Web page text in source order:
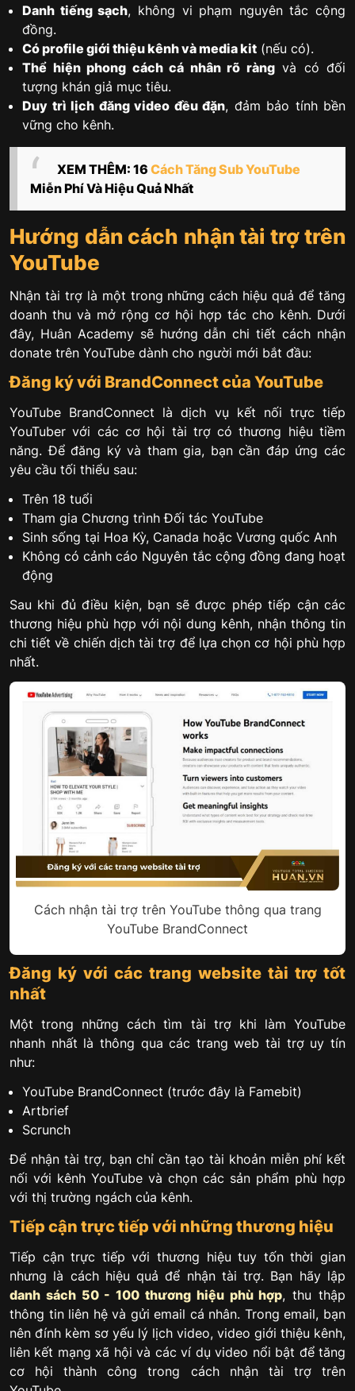
Danh tiếng sạch, không vi phạm nguyên tắc cộng
đồng.
Có profile giới thiệu kênh và media kit (nếu có).
Thể hiện phong cách cá nhân rõ ràngvà có đối
tượng khán giả mục tiêu.
Duy trì lịch đăng video đều đặn, đảm bảo tính bền
vững cho kênh.
XEM THÊM: 16 Cách Tăng Sub YouTube
Miễn Phí Và Hiệu Quả Nhất
Hướng dẫn cách nhận tài trợ trên
YouTube
Nhận tài trợ là một trong những cách hiệu quả để tăng
doanh thu và mở rộng cơ hội hợp tác cho kênh. Dưới
đây, Huân Academy sẽ hướng dẫn chi tiết cách nhận
donate trên YouTube dành cho người mới bắt đầu:
Đăng ký với BrandConnect của YouTube
YouTube BrandConnect là dịch vụ kết nối trực tiếp
YouTuber với các cơ hội tài trợ có thương hiệu tiềm
năng. Để đăng ký và tham gia, bạn cần đáp ứng các
yêu cầu tối thiểu sau:
Trên 18 tuổi
Tham gia Chương trình Đối tác YouTube
Sinh sống tại Hoa Kỳ, Canada hoặc Vương quốc Anh
Không có cảnh cáo Nguyên tắc cộng đồng đang hoạt
động
Sau khi đủ điều kiện, bạn sẽ được phép tiếp cận các
thương hiệu phù hợp với nội dung kênh, nhận thông tin
chi tiết về chiến dịch tài trợ để lựa chọn cơ hội phù hợp
nhất.
Cách nhận tài trợ trên YouTube thông qua trang
YouTube BrandConnect
Đăng ký với các trang website tài trợ tốt
nhất
Một trong những cách tìm tài trợ khi làm YouTube
nhanh nhất là thông qua các trang web tài trợ uy tín
như:
YouTube BrandConnect (trước đây là Famebit)
Artbrief
Scrunch
Để nhận tài trợ, bạn chỉ cần tạo tài khoản miễn phí kết
nối với kênh YouTube và chọn các sản phẩm phù hợp
với thị trường ngách của kênh.
Tiếp cận trực tiếp với những thương hiệu
Tiếp cận trực tiếp với thương hiệu tuy tốn thời gian
nhưng là cách hiệu quả để nhận tài trợ. Bạn hãy lập
danh sách 50 - 100 thương hiệu phù hợp, thu thập
thông tin liên hệ và gửi email cá nhân. Trong email, bạn
nên đính kèm sơ yếu lý lịch video, video giới thiệu kênh,
liên kết mạng xã hội và các ví dụ video nổi bật để tăng
cơ hội thành công trong cách nhận tài trợ trên